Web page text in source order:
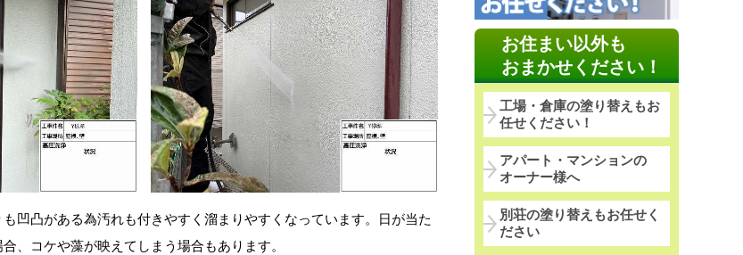
凹凸がある為汚れも付きやすく溜まりやすくなっています。日が当た
、コケや藻が映えてしまう場合もあります。
お住まい以外も
おまかせください！
工場・倉庫の塗り替えもお
任せください！
アパート・マンションの
オーナー様へ
別荘の塗り替えもお任せく
ださい